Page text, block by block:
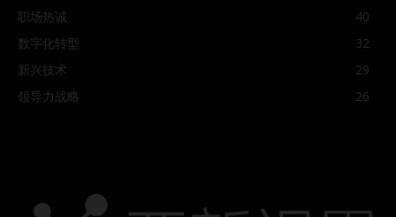
职场热诚
40
数字化转型
32
新兴技术
29
领导力战略
26